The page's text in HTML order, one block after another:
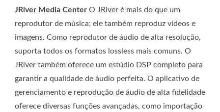
JRiver Media Center O JRiver é mais do que um
reprodutor de música; ele também reproduz vídeos e
imagens. Como reprodutor de áudio de alta resolução,
suporta todos os formatos lossless mais comuns. O
JRiver também oferece um estúdio DSP completo para
garantir a qualidade de áudio perfeita. O aplicativo de
gerenciamento e reprodução de áudio de alta fidelidade
oferece diversas funções avançadas, como importação